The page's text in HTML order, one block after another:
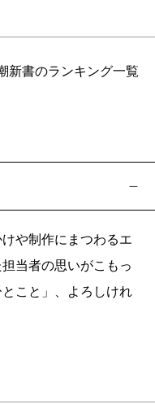
新書のランキング一覧
や制作にまつわるエ
当者の思いがこもっ
こと」、よろしけれ